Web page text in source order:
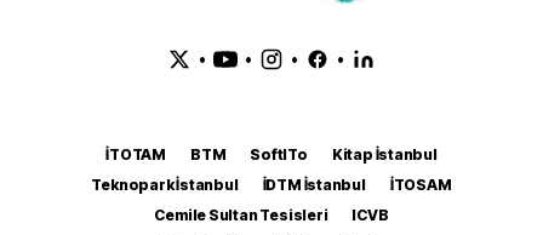
• • • •
İTOTAM BTM SoftITo
Kitap İstanbul
Teknopark İstanbul
İDTM İstanbul
İTOSAM
Cemile Sultan Tesisleri
ICVB